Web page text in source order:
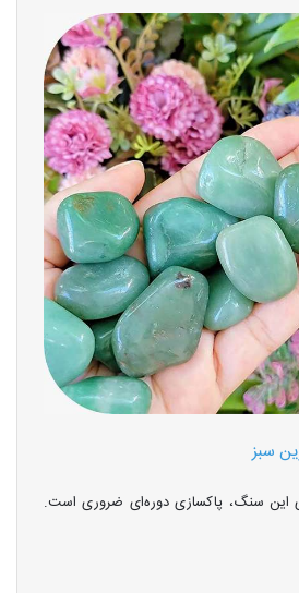
سبز
این سنگ، پاکسازی دوره‌ای ضروری است.